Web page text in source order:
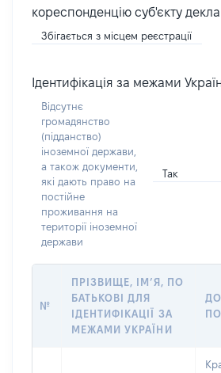
кореспонденцію суб'єкту
Збігається з місцем реєстрації
Ідентифікація за межами
Відсутнє
громадянство
(підданство)
іноземної держави,
а також документи,
які дають право на
постійне
проживання на
території іноземної
держави
Так
№
ПРІЗВИЩЕ, ІМ’Я, ПО
БАТЬКОВІ ДЛЯ
ІДЕНТИФІКАЦІЇ ЗА
МЕЖАМИ УКРАЇНИ